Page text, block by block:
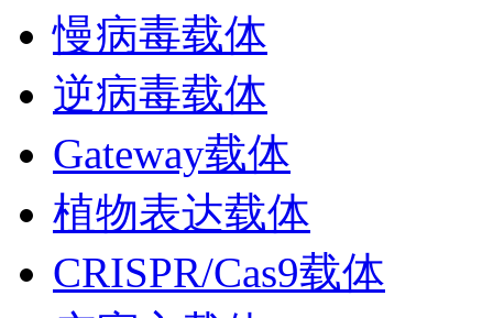
慢病毒载体
逆病毒载体
Gateway载体
植物表达载体
CRISPR/Cas9载体